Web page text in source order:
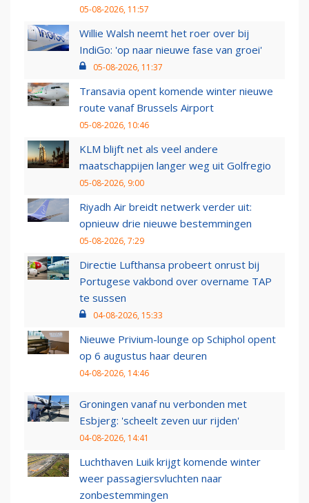
05-08-2026, 11:57
Willie Walsh neemt het roer over bij
IndiGo: 'op naar nieuwe fase van groei'
05-08-2026, 11:37
Transavia opent komende winter nieuwe
route vanaf Brussels Airport
05-08-2026, 10:46
KLM blijft net als veel andere
maatschappijen langer weg uit Golfregio
05-08-2026, 9:00
Riyadh Air breidt netwerk verder uit:
opnieuw drie nieuwe bestemmingen
05-08-2026, 7:29
Directie Lufthansa probeert onrust bij
Portugese vakbond over overname TAP
te sussen
04-08-2026, 15:33
Nieuwe Privium-lounge op Schiphol opent
op 6 augustus haar deuren
04-08-2026, 14:46
Groningen vanaf nu verbonden met
Esbjerg: 'scheelt zeven uur rijden'
04-08-2026, 14:41
Luchthaven Luik krijgt komende winter
weer passagiersvluchten naar
zonbestemmingen